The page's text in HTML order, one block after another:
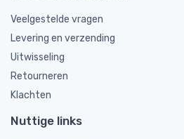
Veelgestelde vragen
Levering en verzending
Uitwisseling
Retourneren
Klachten
Nuttige links